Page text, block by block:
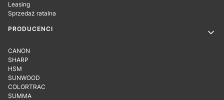
Leasing
Sprzedaż ratalna
PRODUCENCI
CANON
SHARP
HSM
SUNWOOD
COLORTRAC
SUMMA